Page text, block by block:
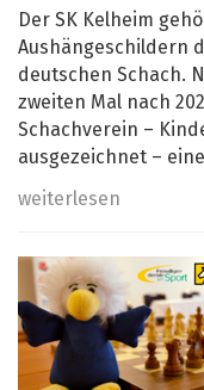
Der SK Kelheim
Aushängeschildern
deutschen Schach.
zweiten Mal nach
Schachverein –
ausgezeichnet –
weiterlesen